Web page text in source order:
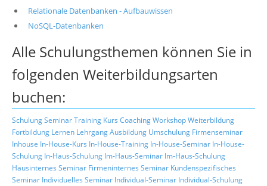
Relationale Datenbanken - Aufbauwissen
NoSQL-Datenbanken
Alle Schulungsthemen können Sie in
folgenden Weiterbildungsarten
buchen:
SchulungSeminarTraining Kurs CoachingWorkshopWeiterbildung
Fortbildung Lernen LehrgangAusbildung Umschulung Firmenseminar
Inhouse In-House-Kurs In-House-Training In-House-Seminar In-House-
Schulung In-Haus-Schulung Im-Haus-Seminar Im-Haus-Schulung
Hausinternes Seminar Firmeninternes Seminar Kundenspezifisches
Seminar Individuelles Seminar Individual-Seminar Individual-Schulung